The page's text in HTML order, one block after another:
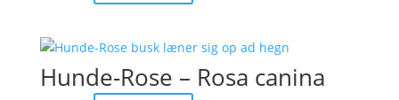
Hunde-Rose – Rosa canina